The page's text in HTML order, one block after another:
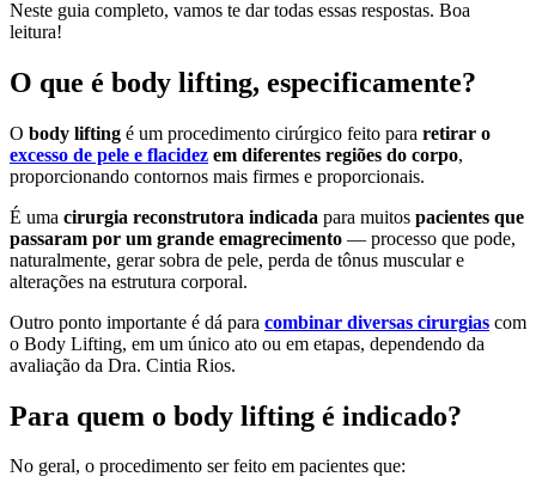
Neste guia completo, vamos te dar todas essas respostas. Boa
leitura!
O que é body lifting, especificamente?
O body lifting é um procedimento cirúrgico feito para retirar o
excesso de pele e flacidez em diferentes regiões do corpo,
proporcionando contornos mais firmes e proporcionais.
É uma cirurgia reconstrutora indicada para muitos pacientes que
passaram por um grande emagrecimento — processo que pode,
naturalmente, gerar sobra de pele, perda de tônus muscular e
alterações na estrutura corporal.
Outro ponto importante é dá para combinar diversas cirurgias com
o Body Lifting, em um único ato ou em etapas, dependendo da
avaliação da Dra. Cintia Rios.
Para quem o body lifting é indicado?
No geral, o procedimento ser feito em pacientes que: